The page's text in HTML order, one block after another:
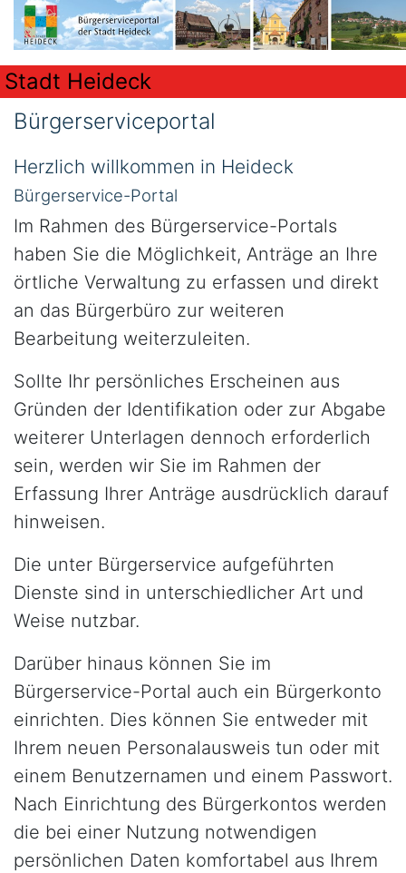
Stadt Heideck
Bürgerserviceportal
Herzlich willkommen in Heideck
Bürgerservice-Portal
Im Rahmen des Bürgerservice-Portals
haben Sie die Möglichkeit, Anträge an Ihre
örtliche Verwaltung zu erfassen und direkt
an das Bürgerbüro zur weiteren
Bearbeitung weiterzuleiten.
Sollte Ihr persönliches Erscheinen aus
Gründen der Identifikation oder zur Abgabe
weiterer Unterlagen dennoch erforderlich
sein, werden wir Sie im Rahmen der
Erfassung Ihrer Anträge ausdrücklich darauf
hinweisen.
Die unter Bürgerservice aufgeführten
Dienste sind in unterschiedlicher Art und
Weise nutzbar.
Darüber hinaus können Sie im
Bürgerservice-Portal auch ein Bürgerkonto
einrichten. Dies können Sie entweder mit
Ihrem neuen Personalausweis tun oder mit
einem Benutzernamen und einem Passwort.
Nach Einrichtung des Bürgerkontos werden
die bei einer Nutzung notwendigen
persönlichen Daten komfortabel aus Ihrem